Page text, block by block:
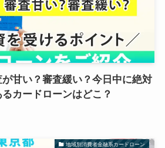
甘い？審査緩い？今日中に絶対
カードローンはどこ？
地域別消費者金融系カードローン